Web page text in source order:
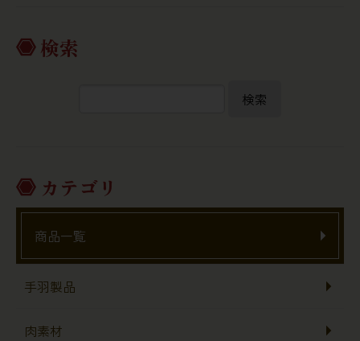
検索
検索
カテゴリ
商品一覧
手羽製品
肉素材